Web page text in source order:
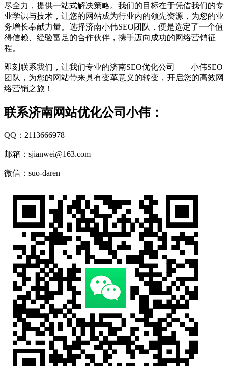
尽全力，提供一站式解决策略。我们的目标在于凭借我们的专
业学识与技术，让您的网站成为行业内的领先资源，为您的业
务增长奉献力量。选择济南小伟SEO团队，便是选定了一个值
得信赖、经验富足的合作伙伴，携手迈向成功的网络营销征
程。
即刻联系我们，让我们专业的济南SEO优化公司——小伟SEO
团队，为您的网站带来具有变革意义的转变，开启您的高效网
络营销之旅！
联系济南网站优化公司小伟：
QQ：2113666978
邮箱：sjianwei@163.com
微信：suo-daren